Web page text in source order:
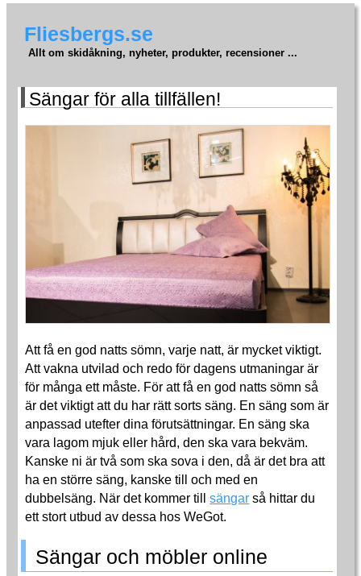
Fliesbergs.se
Allt om skidåkning, nyheter, produkter, recensioner ...
Sängar för alla tillfällen!
Att få en god natts sömn, varje natt, är mycket viktigt.
Att vakna utvilad och redo för dagens utmaningar är
för många ett måste. För att få en god natts sömn så
är det viktigt att du har rätt sorts säng. En säng som är
anpassad utefter dina förutsättningar. En säng ska
vara lagom mjuk eller hård, den ska vara bekväm.
Kanske ni är två som ska sova i den, då är det bra att
ha en större säng, kanske till och med en
dubbelsäng. När det kommer tillsängar så hittar du
ett stort utbud av dessa hos WeGot.
Sängar och möbler online